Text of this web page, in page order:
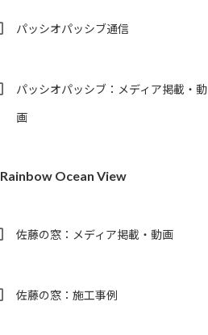
パッシオパッシブ通信
パッシオパッシブ：メディア掲載・動
画
Rainbow Ocean View
佐藤の窓：メディア掲載・動画
佐藤の窓：施工事例